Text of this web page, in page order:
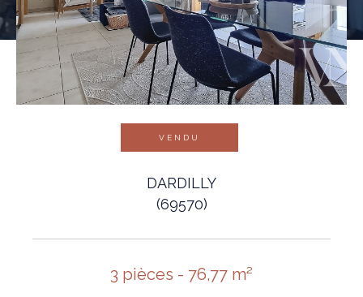
VENDU
DARDILLY
(69570)
3 pièces - 76,77 m²